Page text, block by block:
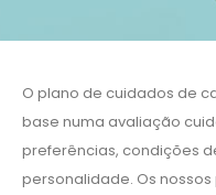
O plano de cuidados de
base numa avaliação
preferências, condições
personalidade. Os